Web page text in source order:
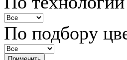
По подбору